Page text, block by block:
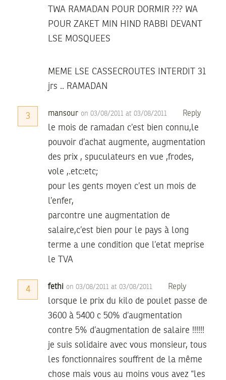
TWA RAMADAN POUR DORMIR ??? WA
POUR ZAKET MIN HIND RABBI DEVANT
LSE MOSQUEES
MEME LSE CASSECROUTES INTERDIT 31
jrs .. RAMADAN
3 mansour on 03/08/2011 at 03/08/2011 Reply
le mois de ramadan c’est bien connu,le
pouvoir d’achat augmente, augmentation
des prix , spuculateurs en vue ,frodes,
vole ,.etc:etc;
pour les gents moyen c’est un mois de
l’enfer,
parcontre une augmentation de
salaire,c’est bien pour le pays à long
terme a une condition que l’etat meprise
le TVA
4 fethi on 03/08/2011 at 03/08/2011 Reply
lorsque le prix du kilo de poulet passe de
3600 à 5400 c 50% d’augmentation
contre 5% d’augmentation de salaire !!!!!!
je suis solidaire avec vous monsieur, tous
les fonctionnaires souffrent de la même
chose mais vous au moins vous avez “les